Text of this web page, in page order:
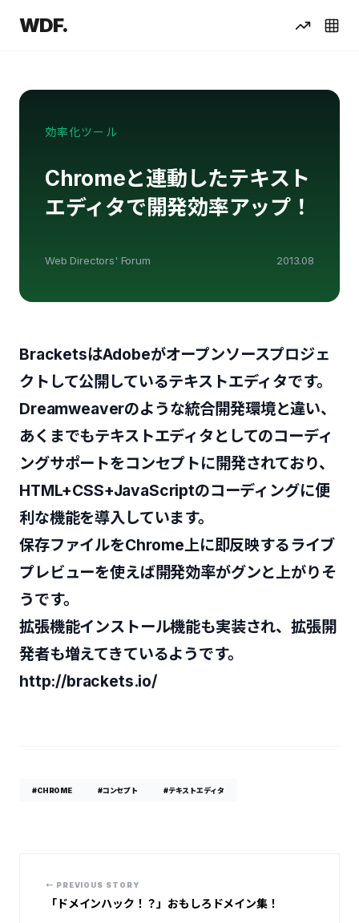
WDF.
効率化ツール
Chromeと連動したテキスト
エディタで開発効率アップ！
Web Directors' Forum 2013.08
BracketsはAdobeがオープンソースプロジェ
クトして公開しているテキストエディタです。
Dreamweaverのような統合開発環境と違い、
あくまでもテキストエディタとしてのコーディ
ングサポートをコンセプトに開発されており、
HTML+CSS+JavaScriptのコーディングに便
利な機能を導入しています。
保存ファイルをChrome上に即反映するライブ
プレビューを使えば開発効率がグンと上がりそ
うです。
拡張機能インストール機能も実装され、拡張開
発者も増えてきているようです。
http://brackets.io/
#CHROME #コンセプト #テキストエディタ
← PREVIOUS STORY
「ドメインハック！？」おもしろドメイン集！